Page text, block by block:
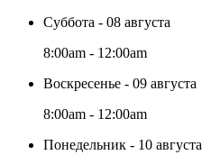
Суббота - 08 августа
8:00am - 12:00am
Воскресенье - 09 августа
8:00am - 12:00am
Понедельник - 10 августа